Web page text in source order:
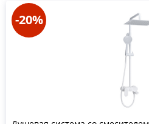
-20%